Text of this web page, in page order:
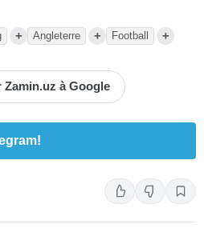
+ Angleterre + Football +
Zamin.uz à Google